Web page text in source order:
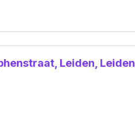
Leiden, Leiden